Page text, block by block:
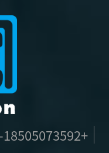
+86-18505073592